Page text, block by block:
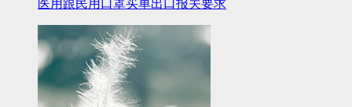
医用跟民用口罩买单出口报关要求